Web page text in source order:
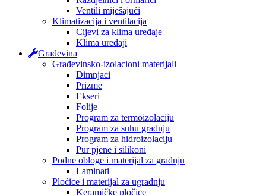
Ventili miješajući
Klimatizacija i ventilacija
Cijevi za klima uređaje
Klima uređaji
Građevina
Građevinsko-izolacioni materijali
Dimnjaci
Prizme
Ekseri
Folije
Program za termoizolaciju
Program za suhu gradnju
Program za hidroizolaciju
Pur pjene i silikoni
Podne obloge i materijal za gradnju
Laminati
Ploćice i materijal za ugradnju
Keramičke pločice